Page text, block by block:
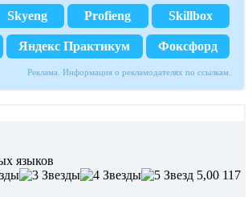
Skyeng Profieng Skillbox
Яндекс Практикум Фоксфорд
Реклама. Информация о рекламодателях по ссылкам.
языков
5,00 117